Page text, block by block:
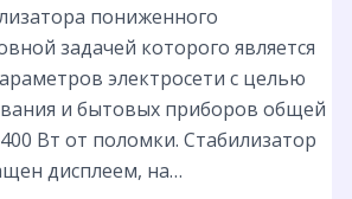
пониженного
задачей которого является
электросети с целью
и бытовых приборов общей
Вт от поломки. Стабилизатор
дисплеем, на…